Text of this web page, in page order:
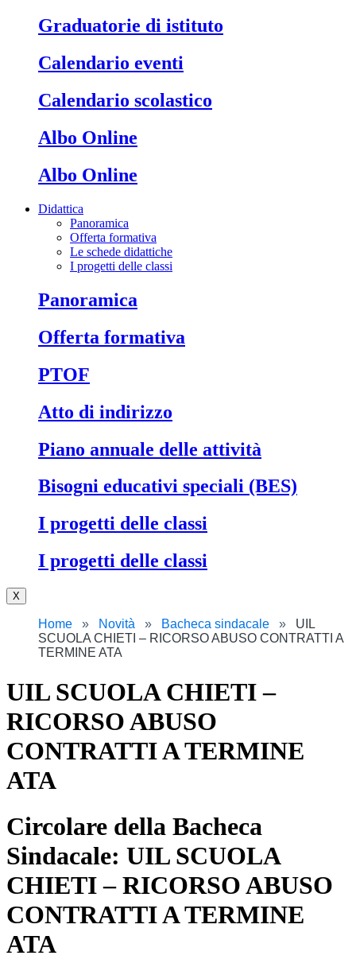
Graduatorie di istituto
Calendario eventi
Calendario scolastico
Albo Online
Albo Online
Didattica
Panoramica
Offerta formativa
Le schede didattiche
I progetti delle classi
Panoramica
Offerta formativa
PTOF
Atto di indirizzo
Piano annuale delle attività
Bisogni educativi speciali (BES)
I progetti delle classi
I progetti delle classi
X
Home Novità Bacheca sindacale
UIL
SCUOLA CHIETI – RICORSO ABUSO CONTRATTI A
TERMINE ATA
UIL SCUOLA CHIETI –
RICORSO ABUSO
CONTRATTI A TERMINE
ATA
Circolare della Bacheca
Sindacale: UIL SCUOLA
CHIETI – RICORSO ABUSO
CONTRATTI A TERMINE
ATA